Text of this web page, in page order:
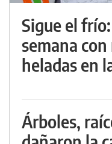
Sigue el
semana
heladas en
Árboles,